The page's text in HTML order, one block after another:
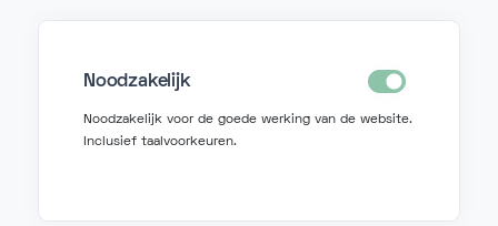
Noodzakelijk
Noodzakelijk voor de goede werking van de website.
Inclusief taalvoorkeuren.